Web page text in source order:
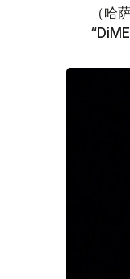
（哈